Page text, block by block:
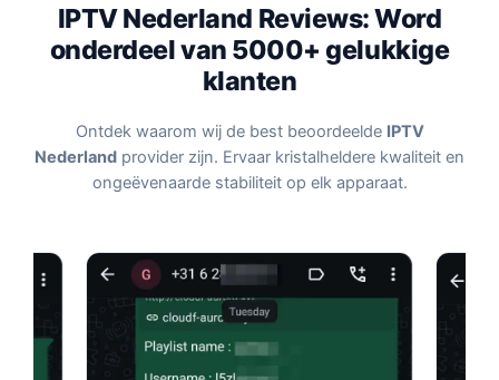
IPTV Nederland Reviews: Word
onderdeel van 5000+ gelukkige
klanten
Ontdek waarom wij de best beoordeelde IPTV
Nederland provider zijn. Ervaar kristalheldere kwaliteit en
ongeëvenaarde stabiliteit op elk apparaat.